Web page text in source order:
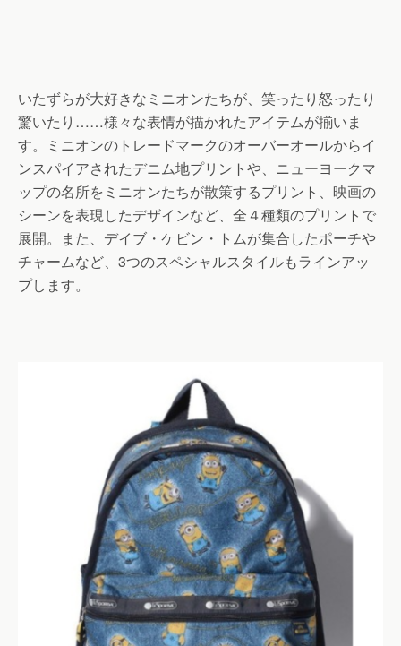
いたずらが大好きなミニオンたちが、笑ったり怒ったり
驚いたり……様々な表情が描かれたアイテムが揃いま
す。ミニオンのトレードマークのオーバーオールからイ
ンスパイアされたデニム地プリントや、ニューヨークマ
ップの名所をミニオンたちが散策するプリント、映画の
シーンを表現したデザインなど、全４種類のプリントで
展開。また、デイブ・ケビン・トムが集合したポーチや
チャームなど、3つのスペシャルスタイルもラインアッ
プします。